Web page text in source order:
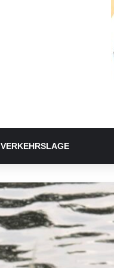
VERKEHRSLAGE